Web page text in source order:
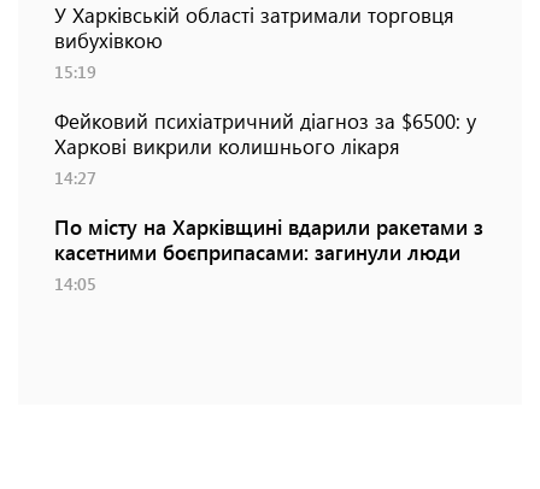
У Харківській області затримали торговця
вибухівкою
15:19
Фейковий психіатричний діагноз за $6500: у
Харкові викрили колишнього лікаря
14:27
По місту на Харківщині вдарили ракетами з
касетними боєприпасами: загинули люди
14:05